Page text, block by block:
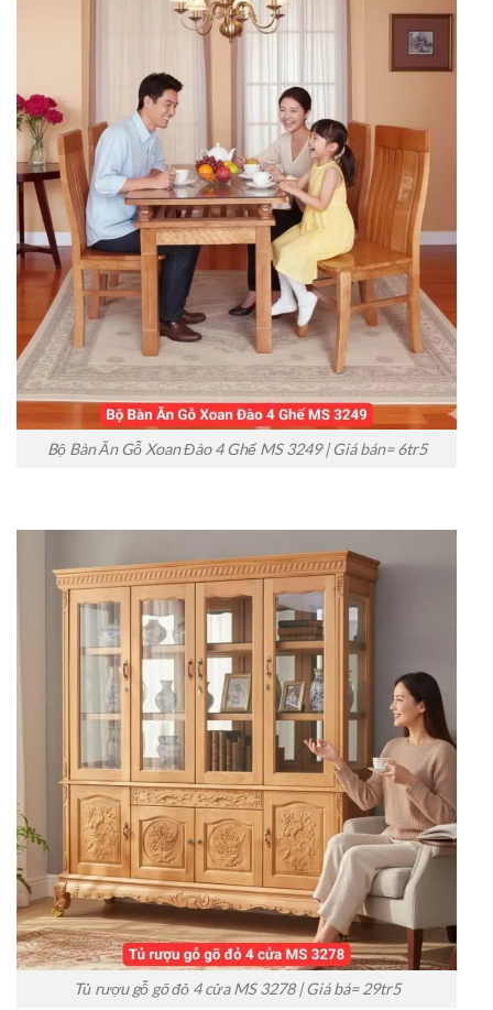
Bộ Bàn Ăn Gỗ Xoan Đào 4 Ghế MS 3249 | Giá bán= 6tr5
Tủ rượu gỗ gõ đỏ 4 cửa MS 3278 | Giá bá= 29tr5